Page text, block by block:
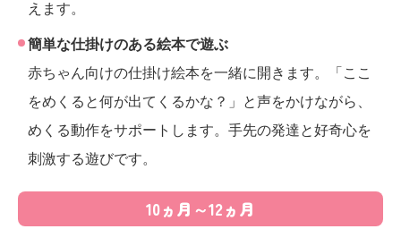
えます。
簡単な仕掛けのある絵本で遊ぶ
赤ちゃん向けの仕掛け絵本を一緒に開きます。「ここ
をめくると何が出てくるかな？」と声をかけながら、
めくる動作をサポートします。手先の発達と好奇心を
刺激する遊びです。
10ヵ月～12ヵ月